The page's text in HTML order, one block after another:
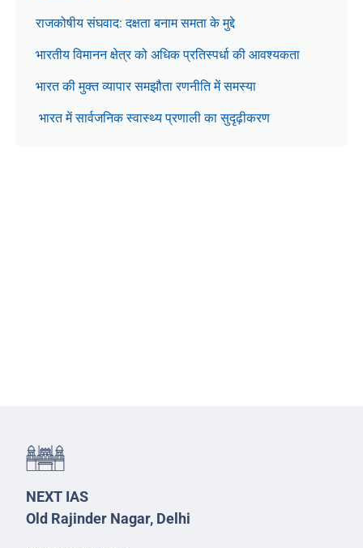
राजकोषीय संघवाद: दक्षता बनाम समता के मुद्दे
भारतीय विमानन क्षेत्र को अधिक प्रतिस्पर्धा की आवश्यकता
भारत की मुक्त व्यापार समझौता रणनीति में समस्या
भारत में सार्वजनिक स्वास्थ्य प्रणाली का सुदृढ़ीकरण
NEXT IAS
Old Rajinder Nagar, Delhi